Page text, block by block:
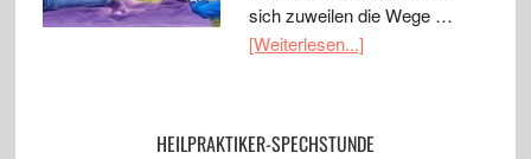
sich zuweilen die Wege …
[Weiterlesen...]
HEILPRAKTIKER-SPECHSTUNDE